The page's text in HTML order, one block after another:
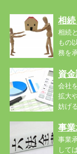
相
相続
もの
務を
資
会社
拡大
妨げ
事
事業
して